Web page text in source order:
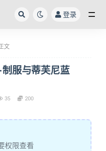
登录
文
服与蒂芙尼蓝
35 200
权限查看